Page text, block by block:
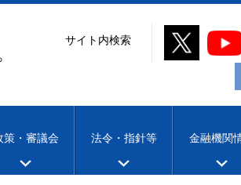
サイト内検索
策・審議会 法令・指針等 金融機関